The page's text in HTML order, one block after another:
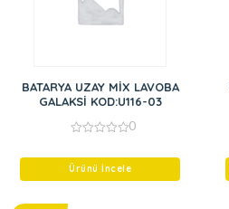
BATARYA UZAY MİX LAVOBA
GALAKSİ KOD:U116-03
of
0
Ürünü İncele